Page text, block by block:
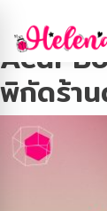
Tag:อา
Acai
พิกัดร้า